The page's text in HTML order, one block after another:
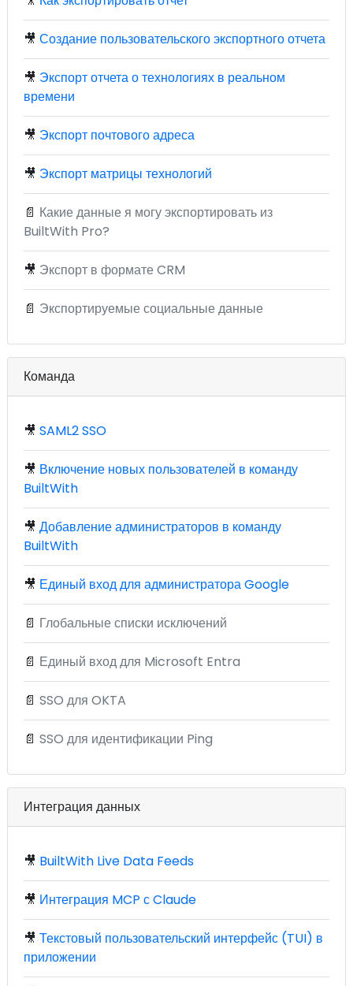
🎥 Создание пользовательского экспортного отчета
🎥 Экспорт отчета о технологиях в реальном
времени
🎥 Экспорт почтового адреса
🎥 Экспорт матрицы технологий
📄 Какие данные я могу экспортировать из
BuiltWith Pro?
🎥 Экспорт в формате CRM
📄 Экспортируемые социальные данные
Команда
🎥 SAML2 SSO
🎥 Включение новых пользователей в команду
BuiltWith
🎥 Добавление администраторов в команду
BuiltWith
🎥 Единый вход для администратора Google
📄 Глобальные списки исключений
📄 Единый вход для Microsoft Entra
📄 SSO для OKTA
📄 SSO для идентификации Ping
Интеграция данных
🎥 BuiltWith Live Data Feeds
🎥 Интеграция MCP с Claude
🎥 Текстовый пользовательский интерфейс (TUI) в
приложении